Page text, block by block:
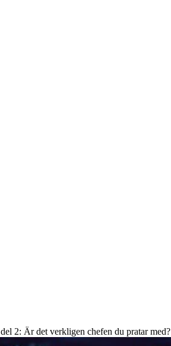
2: Är det verkligen chefen du pratar med?